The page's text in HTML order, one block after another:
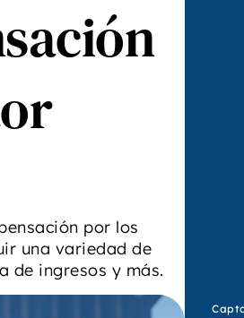
por los
una variedad de
de ingresos y más.